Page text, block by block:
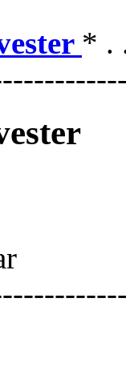
* .